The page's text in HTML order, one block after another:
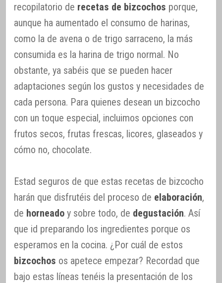
recopilatorio de recetas de bizcochos porque,
aunque ha aumentado el consumo de harinas,
como la de avena o de trigo sarraceno, la más
consumida es la harina de trigo normal. No
obstante, ya sabéis que se pueden hacer
adaptaciones según los gustos y necesidades de
cada persona. Para quienes desean un bizcocho
con un toque especial, incluimos opciones con
frutos secos, frutas frescas, licores, glaseados y
cómo no, chocolate.
Estad seguros de que estas recetas de bizcocho
harán que disfrutéis del proceso de elaboración,
de horneado y sobre todo, de degustación. Así
que id preparando los ingredientes porque os
esperamos en la cocina. ¿Por cuál de estos
bizcochos os apetece empezar? Recordad que
bajo estas líneas tenéis la presentación de los